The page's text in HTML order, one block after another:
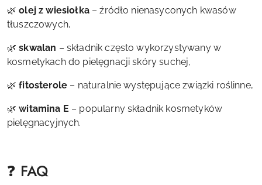
🌿olej z wiesiołka– źródło nienasyconych kwasów
tłuszczowych,
🌿skwalan – składnik często wykorzystywany w
kosmetykach do pielęgnacji skóry suchej,
🌿fitosterole – naturalnie występujące związki roślinne,
🌿witamina E – popularny składnik kosmetyków
pielęgnacyjnych.
❓ FAQ